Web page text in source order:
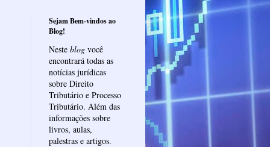
Sejam Bem-vindos ao
Blog!
Neste blog você
encontrará todas as
notícias jurídicas
sobre Direito
Tributário e Processo
Tributário. Além das
informações sobre
livros, aulas,
palestras e artigos.